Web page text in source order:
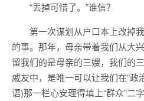
“丢掉可惜了。”谁信？
第一次谋划从户口本上改掉
的事。那年，母亲带着我们从大
留我们的是母亲的三嫂，我们的
戚友中，是唯一可以让我们在“政
语)那一栏心安理得填上“群众”二